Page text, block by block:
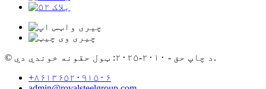
© د چاپ حق - ۲۰۱۰-۲۰۲۵: ټول حقونه خوندي دي.
+۸۶۱۳۶۵۲۰۹۱۵۰۶